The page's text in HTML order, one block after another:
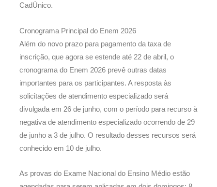
CadÚnico.
Cronograma Principal do Enem 2026
Além do novo prazo para pagamento da taxa de
inscrição, que agora se estende até 22 de abril, o
cronograma do Enem 2026 prevê outras datas
importantes para os participantes. A resposta às
solicitações de atendimento especializado será
divulgada em 26 de junho, com o período para recurso à
negativa de atendimento especializado ocorrendo de 29
de junho a 3 de julho. O resultado desses recursos será
conhecido em 10 de julho.
As provas do Exame Nacional do Ensino Médio estão